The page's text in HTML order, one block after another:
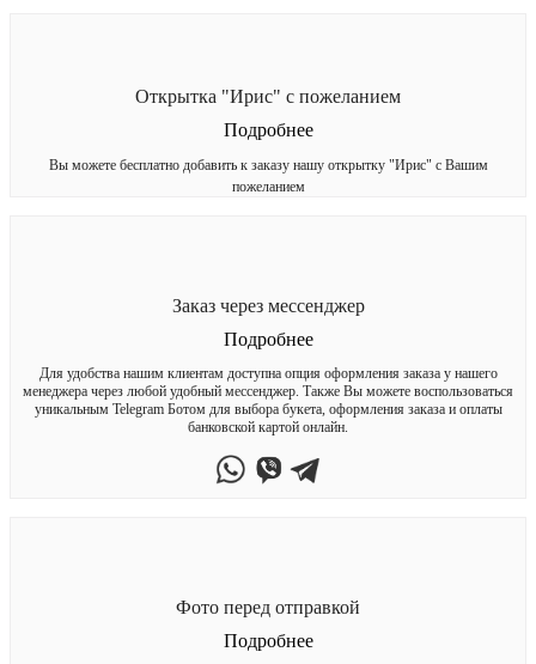
Открытка "Ирис" с пожеланием
Подробнее
Вы можете бесплатно добавить к заказу нашу открытку "Ирис" с Вашим
пожеланием
Заказ через мессенджер
Подробнее
Для удобства нашим клиентам доступна опция оформления заказа у нашего
менеджера через любой удобный мессенджер. Также Вы можете воспользоваться
уникальным Telegram Ботом для выбора букета, оформления заказа и оплаты
банковской картой онлайн.
Фото перед отправкой
Подробнее